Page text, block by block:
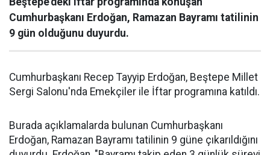
Cumhurbaşkanı Erdoğan, Ramazan Bayramı tatilinin
9 gün olduğunu duyurdu.
Cumhurbaşkanı Recep Tayyip Erdoğan, Beştepe Millet
Sergi Salonu'nda Emekçiler ile İftar programına katıldı.
Burada açıklamalarda bulunan Cumhurbaşkanı
Erdoğan, Ramazan Bayramı tatilinin 9 güne çıkarıldığını